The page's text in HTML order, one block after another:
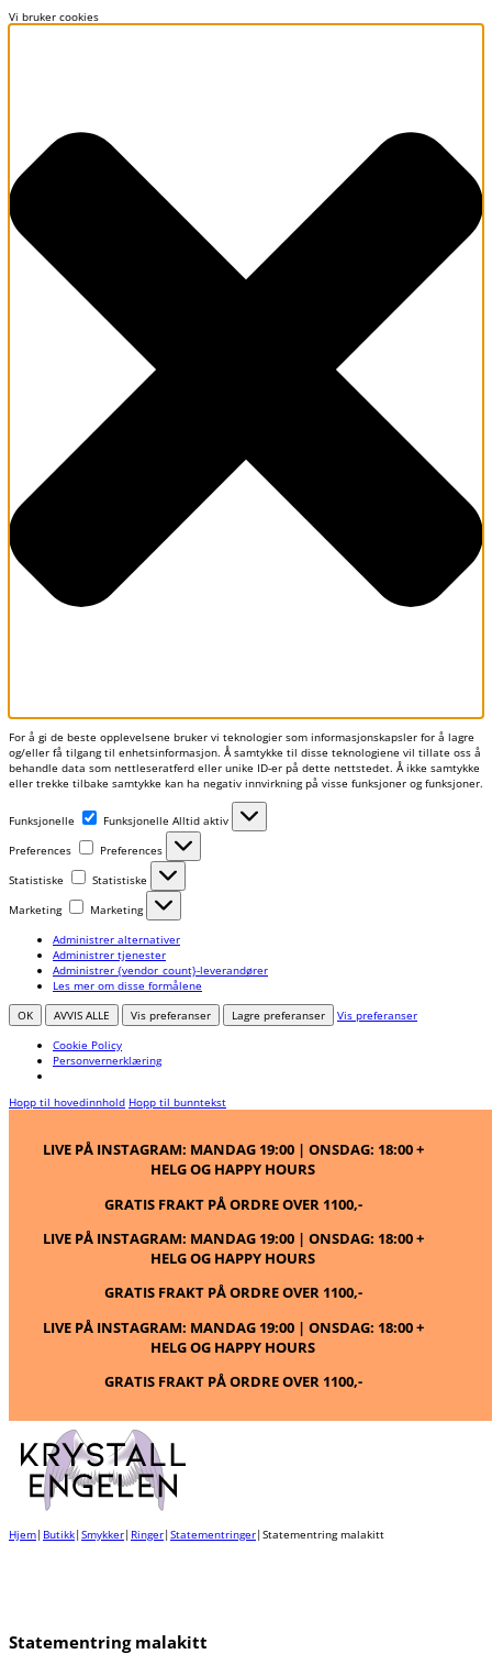
Vi bruker cookies
For å gi de beste opplevelsene bruker vi teknologier som informasjonskapsler for å lagre
og/eller få tilgang til enhetsinformasjon. Å samtykke til disse teknologiene vil tillate oss å
behandle data som nettleseratferd eller unike ID-er på dette nettstedet. Å ikke samtykke
eller trekke tilbake samtykke kan ha negativ innvirkning på visse funksjoner og funksjoner.
Funksjonelle Funksjonelle Alltid aktiv
Preferences
Preferences
Statistiske
Statistiske
Marketing
Marketing
Administrer alternativer
Administrer tjenester
Administrer {vendor_count}-leverandører
Les mer om disse formålene
OK
AVVIS ALLE Vis preferanser Lagre preferanser
Vis preferanser
Cookie Policy
Personvernerklæring
Hopp til hovedinnhold Hopp til bunntekst
LIVE PÅ INSTAGRAM: MANDAG 19:00 | ONSDAG: 18:00 +
HELG OG HAPPY HOURS
GRATIS FRAKT PÅ ORDRE OVER 1100,-
LIVE PÅ INSTAGRAM: MANDAG 19:00 | ONSDAG: 18:00 +
HELG OG HAPPY HOURS
GRATIS FRAKT PÅ ORDRE OVER 1100,-
LIVE PÅ INSTAGRAM: MANDAG 19:00 | ONSDAG: 18:00 +
HELG OG HAPPY HOURS
GRATIS FRAKT PÅ ORDRE OVER 1100,-
Hjem| Butikk| Smykker| Ringer| Statementringer| Statementring malakitt
Statementring malakitt